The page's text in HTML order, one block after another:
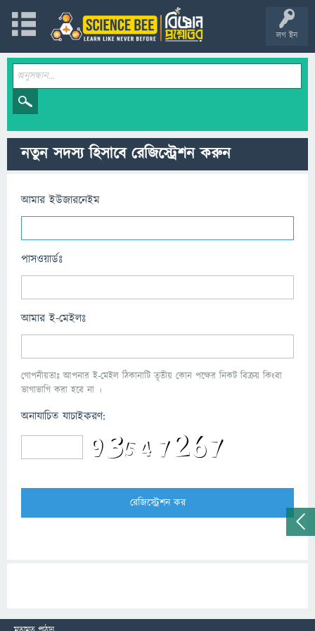
লগ ইন
নতুন সদস্য হিসাবে রেজিস্ট্রেশন করুন
আমার ইউজারনেইম
পাসওয়ার্ডঃ
আমার ই-মেইলঃ
গোপনীয়তাঃ আপনার ই-মেইল ঠিকানাটি তৃতীয় কোন পক্ষের নিকট বিক্রয় কিংবা
ভাগাভাগি করা হবে না ।
অনাযাচিত যাচাইকরণ: